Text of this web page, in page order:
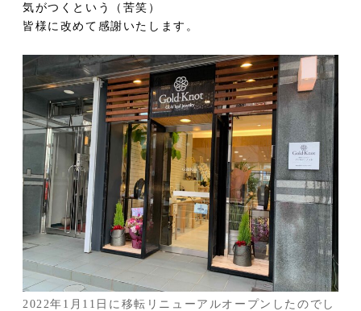
気がつくという（苦笑）
皆様に改めて感謝いたします。
2022年1月11日に移転リニューアルオープンしたのでし